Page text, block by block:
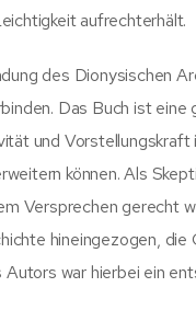
aufrechterhält.
des Dionysischen
Das Buch ist
und
können. Als
Versprechen gerecht
hineingezogen,
war hierbei ein